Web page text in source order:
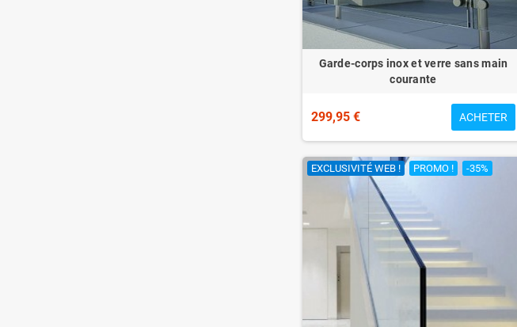
Garde-corps inox et verre sans main
courante
299,95 € ACHETER
EXCLUSIVITÉ WEB ! PROMO ! -35%